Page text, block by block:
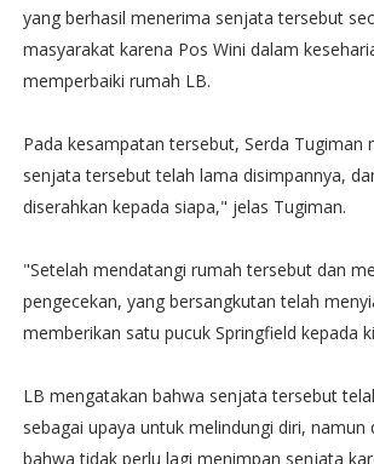
yang berhasil menerima senjata tersebut
masyarakat karena Pos Wini dalam
memperbaiki rumah LB.
Pada kesampatan tersebut, Serda Tugiman
senjata tersebut telah lama disimpannya,
diserahkan kepada siapa," jelas Tugiman.
"Setelah mendatangi rumah tersebut dan
pengecekan, yang bersangkutan telah
memberikan satu pucuk Springfield kepada
LB mengatakan bahwa senjata tersebut
sebagai upaya untuk melindungi diri, namun
bahwa tidak perlu lagi menimpan senjata